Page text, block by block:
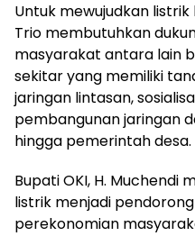
Untuk mewujudkan
Trio membutuhkan
masyarakat antara lain
sekitar yang memiliki
jaringan lintasan,
pembangunan jaringan
hingga pemerintah desa.
Bupati OKI, H. Muchendi
listrik menjadi
perekonomian